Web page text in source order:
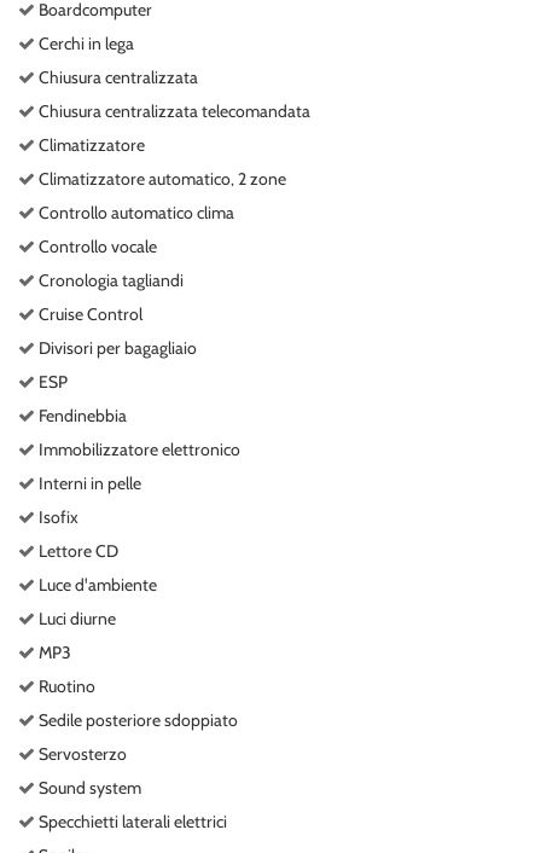
Boardcomputer
Cerchi in lega
Chiusura centralizzata
Chiusura centralizzata telecomandata
Climatizzatore
Climatizzatore automatico, 2 zone
Controllo automatico clima
Controllo vocale
Cronologia tagliandi
Cruise Control
Divisori per bagagliaio
ESP
Fendinebbia
Immobilizzatore elettronico
Interni in pelle
Isofix
Lettore CD
Luce d'ambiente
Luci diurne
MP3
Ruotino
Sedile posteriore sdoppiato
Servosterzo
Sound system
Specchietti laterali elettrici